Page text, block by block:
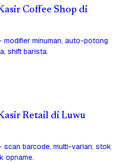
Coffee Shop di
minuman, auto-potong
shift barista.
Retail di Luwu
barcode, multi-varian, stok
opname.